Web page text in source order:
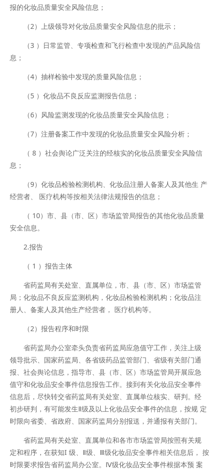
报的化妆品质量安全风险信息；
（2）上级领导对化妆品质量安全风险信息的批示；
（3 ）日常监管、专项检查和飞行检查中发现的产品风险信
息；
（4）抽样检验中发现的质量风险信息；
（5 ）化妆品不良反应监测报告信息；
（6）风险监测发现的化妆品质量安全风险信息；
（7）注册备案工作中发现的化妆品质量安全风险分析；
（ 8 ）社会舆论广泛关注的经核实的化妆品质量安全风险信
息；
（9）化妆品检验检测机构、化妆品注册人备案人及其他生 产
经营者、 医疗机构等按相关法律法规报告的信息；
（ 10）市、县（市、区）市场监管局报告的其他化妆品质量
安全信息。
2.报告
（ 1 ）报告主体
省药监局有关处室、直属单位，市、县（市、区）市场监管
局；化妆品不良反应监测机构，化妆品检验检测机构；化妆品注
册人、备案人及其他生产经营者， 医疗机构等。
（2）报告程序和时限
省药监局办公室牵头负责省药监局应急值守工作，关注上级
领导批示、国家药监局、各省级药品监管部门、省级有关部门通
报、社会舆论信息，指导市、县（市、区）市场监管局开展应急
值守和化妆品安全事件信息报告工作。接到有关化妆品安全事件
信息后，尽快转交省药监局有关处室、直属单位核实、研判。经
初步研判，有可能发生Ⅱ级及以上化妆品安全事件的信息，按规 定
时限向省委、省政府、国家药监局分别报送，并通报有关部门。
省药监局有关处室、直属单位和各市市场监管局按照有关规
定和程序，在获知I 级、Ⅱ级、Ⅲ级化妆品安全事件相关信息后， 按
时限要求报告省药监局办公室。Ⅳ级化妆品安全事件根据本预 案